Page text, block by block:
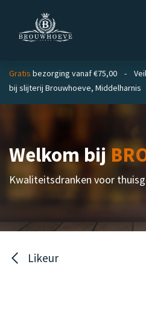
Gratis bezorging vanaf €75,00 -
bij slijterij Brouwhoeve, Middelharnis
Welkom bij
Kwaliteitsdranken voor
Likeur